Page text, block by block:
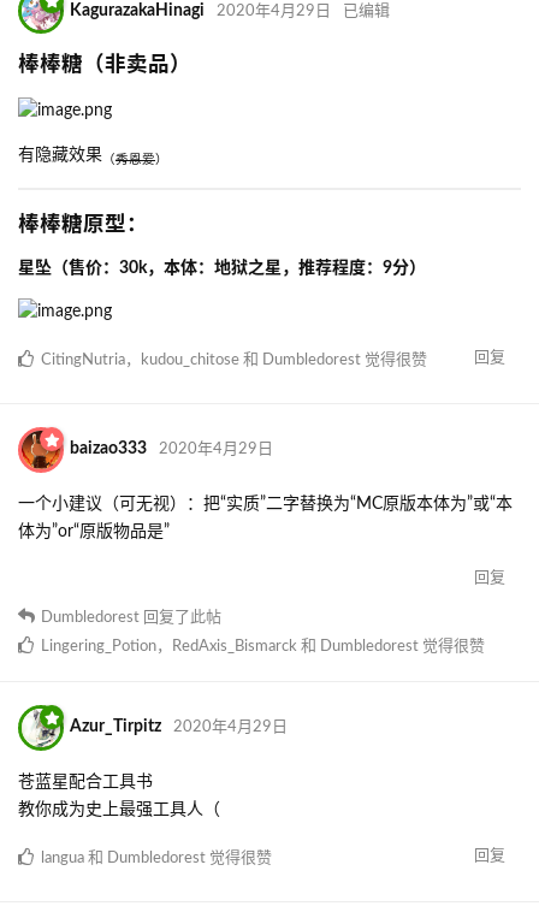
KagurazakaHinagi 2020年4月29日 已编辑
棒棒糖（非卖品）
有隐藏效果 （ 秀恩爱）
棒棒糖原型：
星坠（售价：30k，本体：地狱之星，推荐程度：9分）
回复
CitingNutria， kudou_chitose 和 Dumbledorest 觉得很赞
baizao333 2020年4月29日
一个小建议（可无视）：把“实质”二字替换为“MC原版本体为”或“本
体为”or“原版物品是”
回复
Dumbledorest 回复了此帖
Lingering_Potion， RedAxis_Bismarck 和 Dumbledorest 觉得很赞
Azur_Tirpitz 2020年4月29日
苍蓝星配合工具书
教你成为史上最强工具人（
回复
langua 和 Dumbledorest 觉得很赞